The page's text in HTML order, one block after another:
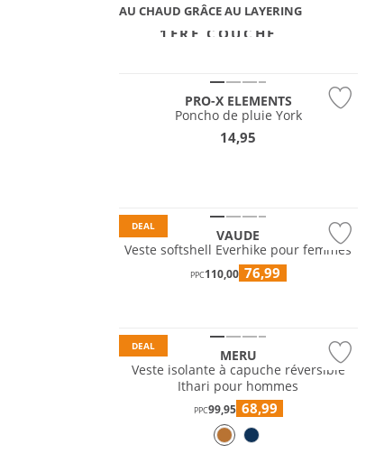
AU CHAUD GRÂCE AU LAYERING
1ÈRE COUCHE
PRO-X ELEMENTS
Poncho de pluie York
14,95
DEAL
VAUDE
Veste softshell Everhike pour femmes
PPC110,00 76,99
DEAL
MERU
Veste isolante à capuche réversible
Ithari pour hommes
PPC99,95 68,99